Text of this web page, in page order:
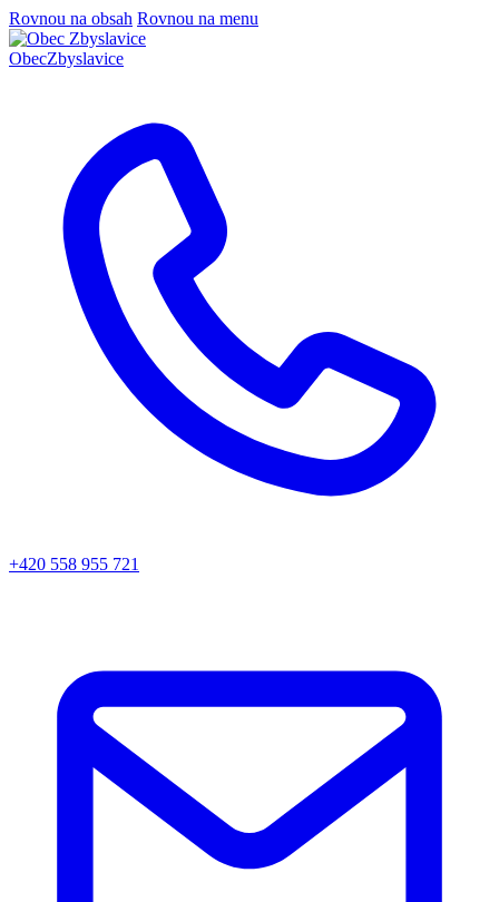
Rovnou na obsah Rovnou na menu
ObecZbyslavice
+420 558 955 721